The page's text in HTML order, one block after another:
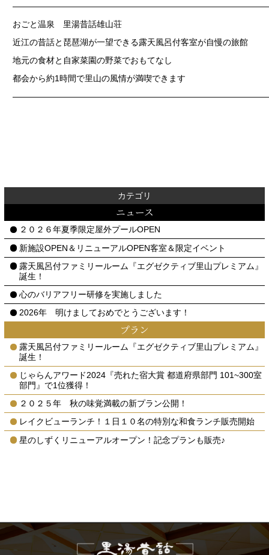
カテゴリ
ニュース
２０２６年夏季限定屋外プールOPEN
新施設OPEN＆リニューアルOPEN客室＆限定イベント
露天風呂付ファミリールーム『エグゼクティブ里山プレミアム』
誕生！
心のバリアフリー研修を実施しました
2026年 明けましておめでとうございます！
プラン
露天風呂付ファミリールーム『エグゼクティブ里山プレミアム』
誕生！
じゃらんアワード2024『売れた宿大賞 都道府県部門 101~300室
部門』で1位獲得！
２０２５年 秋の味覚満載の新プラン公開！
レイクビューランチ！１日１０名の特別な和食ランチ販売開始
星のしずくリニューアルオープン！記念プランも販売♪
おごと温泉 里湯昔話雄山荘
近江の昔話と琵琶湖が一望できる露天風呂付客室が自慢の旅館
地元の食材と自家菜園の野菜でおもてなし
都会から約1時間で里山の風情が満喫できます